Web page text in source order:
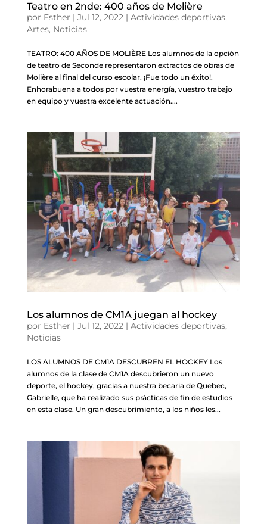
Teatro en 2nde: 400 años de Molière
por Esther | Jul 12, 2022| Actividades deportivas,
Artes, Noticias
TEATRO: 400 AÑOS DE MOLIÈRE Los alumnos de la opción
de teatro de Seconde representaron extractos de obras de
Molière al final del curso escolar. ¡Fue todo un éxito!.
Enhorabuena a todos por vuestra energía, vuestro trabajo
en equipo y vuestra excelente actuación....
Los alumnos de CM1A juegan al hockey
por Esther | Jul 12, 2022| Actividades deportivas,
Noticias
LOS ALUMNOS DE CM1A DESCUBREN EL HOCKEY Los
alumnos de la clase de CM1A descubrieron un nuevo
deporte, el hockey, gracias a nuestra becaria de Quebec,
Gabrielle, que ha realizado sus prácticas de fin de estudios
en esta clase. Un gran descubrimiento, a los niños les...